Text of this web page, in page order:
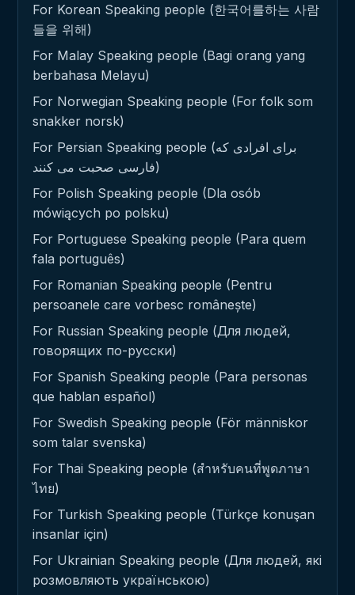
For Korean Speaking people (한국어를하는 사람
들을 위해)
For Malay Speaking people (Bagi orang yang
berbahasa Melayu)
For Norwegian Speaking people (For folk som
snakker norsk)
For Persian Speaking people (برای افرادی که
فارسی صحبت می کنند)
For Polish Speaking people (Dla osób
mówiących po polsku)
For Portuguese Speaking people (Para quem
fala português)
For Romanian Speaking people (Pentru
persoanele care vorbesc românește)
For Russian Speaking people (Для людей,
говорящих по-русски)
For Spanish Speaking people (Para personas
que hablan español)
For Swedish Speaking people (För människor
som talar svenska)
For Thai Speaking people (สำหรับคนที่พูดภาษา
ไทย)
For Turkish Speaking people (Türkçe konuşan
insanlar için)
For Ukrainian Speaking people (Для людей, які
розмовляють українською)